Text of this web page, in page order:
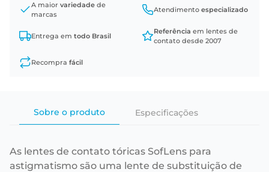
A maior variedade de
marcas
Atendimento especializado
Entrega em todo Brasil
Referência em lentes de
contato desde 2007
Recompra fácil
Sobre o produto Especificações
As lentes de contato tóricas SofLens para
astigmatismo são uma lente de substituição de